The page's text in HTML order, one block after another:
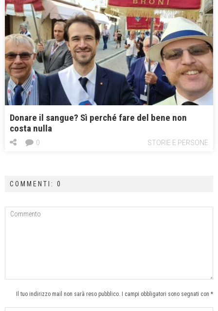
Donare il sangue? Sì perché fare del bene non
costa nulla
STORIE E PERSONE
0
COMMENTI: 0
Il tuo indirizzo mail non sarà reso pubblico. I campi obbligatori sono segnati con *